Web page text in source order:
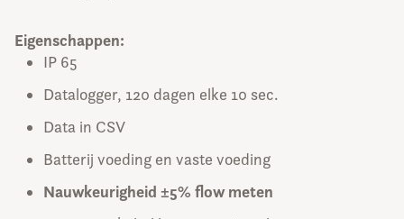
Eigenschappen:
IP 65
Datalogger, 120 dagen elke 10 sec.
Data in CSV
Batterij voeding en vaste voeding
Nauwkeurigheid ±5% flow meten